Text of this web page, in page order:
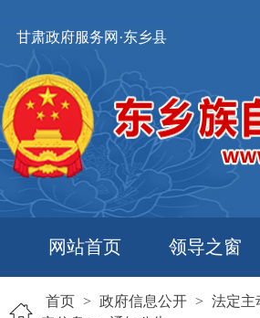
甘肃政府服务网·东乡县
网站首页 领导之窗
首页 > 政府信息公开 > 法定主